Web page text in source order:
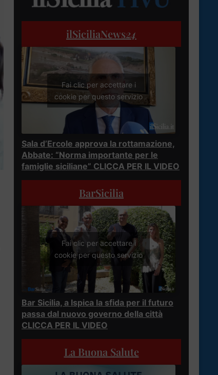
ilSiciliaNews24
Fai clic per accettare i
cookie per questo servizio
Sala d’Ercole approva la rottamazione,
Abbate: “Norma importante per le
famiglie siciliane” CLICCA PER IL VIDEO
BarSicilia
Fai clic per accettare i
cookie per questo servizio
Bar Sicilia, a Ispica la sfida per il futuro
passa dal nuovo governo della città
CLICCA PER IL VIDEO
La Buona Salute